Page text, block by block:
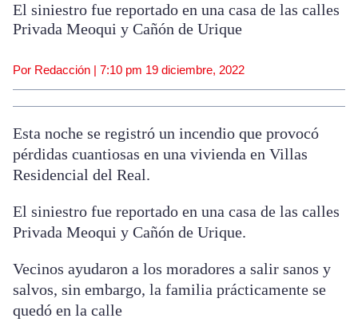
El siniestro fue reportado en una casa de las calles
Privada Meoqui y Cañón de Urique
Por Redacción | 7:10 pm 19 diciembre, 2022
Esta noche se registró un incendio que provocó
pérdidas cuantiosas en una vivienda en Villas
Residencial del Real.
El siniestro fue reportado en una casa de las calles
Privada Meoqui y Cañón de Urique.
Vecinos ayudaron a los moradores a salir sanos y
salvos, sin embargo, la familia prácticamente se
quedó en la calle